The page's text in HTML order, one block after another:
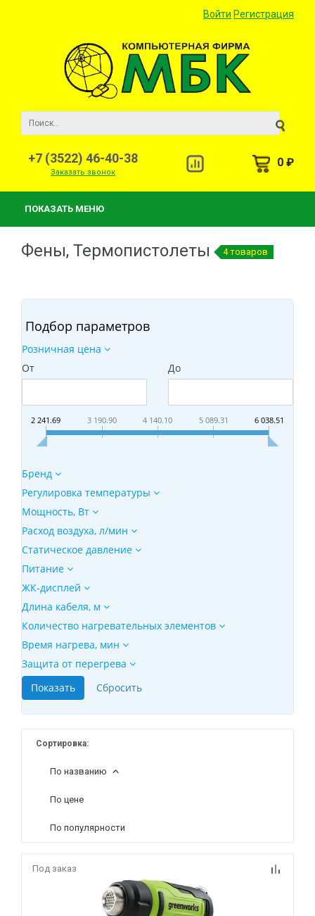
Войти Регистрация
+7 (3522) 46-40-38
Заказать звонок
0 ₽
ПОКАЗАТЬ МЕНЮ
Фены, Термопистолеты 4 товаров
Подбор параметров
Розничная цена
От
До
2 241.69 3 190.90 4 140.10 5 089.31 6 038.51
Бренд
Регулировка температуры
Мощность, Вт
Расход воздуха, л/мин
Статическое давление
Питание
ЖК-дисплей
Длина кабеля, м
Количество нагревательных элементов
Время нагрева, мин
Защита от перегрева
Сортировка:
По названию
По цене
По популярности
Под заказ